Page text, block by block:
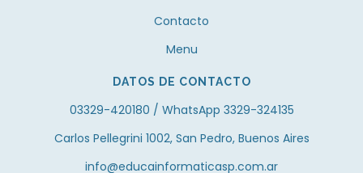
Contacto
Menu
DATOS DE CONTACTO
03329-420180 / WhatsApp 3329-324135
Carlos Pellegrini 1002, San Pedro, Buenos Aires
info@educainformaticasp.com.ar